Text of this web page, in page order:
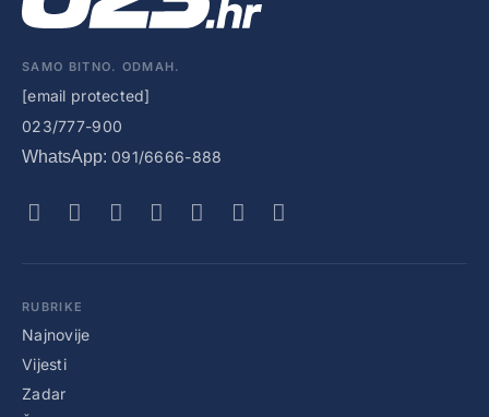
SAMO BITNO. ODMAH.
[email protected]
023/777-900
WhatsApp: 091/6666-888
RUBRIKE
Najnovije
Vijesti
Zadar